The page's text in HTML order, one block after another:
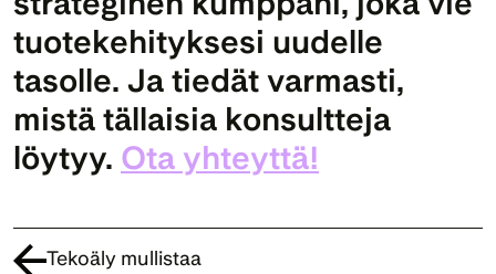
tuotekehityksesi uudelle
tasolle. Ja tiedät varmasti,
mistä tällaisia konsultteja
löytyy. Ota yhteyttä!
Tekoäly mullistaa